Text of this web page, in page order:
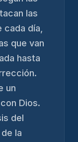
las
cada día,
que van
hasta
un
Dios.
del
la